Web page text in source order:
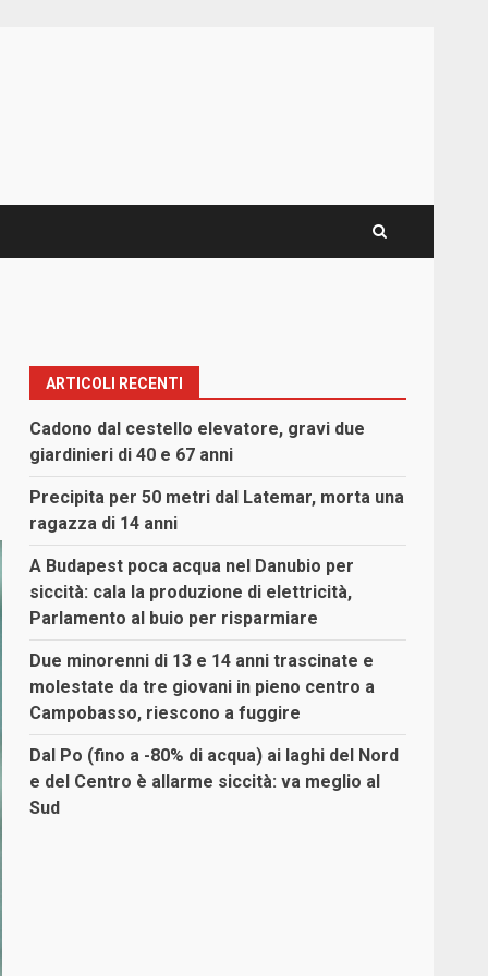
ARTICOLI RECENTI
Cadono dal cestello elevatore, gravi due
giardinieri di 40 e 67 anni
Precipita per 50 metri dal Latemar, morta una
ragazza di 14 anni
A Budapest poca acqua nel Danubio per
siccità: cala la produzione di elettricità,
Parlamento al buio per risparmiare
Due minorenni di 13 e 14 anni trascinate e
molestate da tre giovani in pieno centro a
Campobasso, riescono a fuggire
Dal Po (fino a -80% di acqua) ai laghi del Nord
e del Centro è allarme siccità: va meglio al
Sud